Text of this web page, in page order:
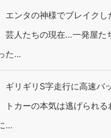
エンタの神様でブレイクし
芸人たちの現在…一発屋た
た…
ギリギリS字走行に高速バ
トカーの本気は逃げられる
…